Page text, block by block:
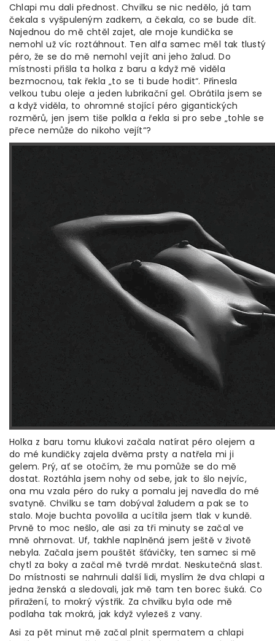
Chlapi mu dali přednost. Chvilku se nic nedělo, já tam
čekala s vyšpuleným zadkem, a čekala, co se bude dít.
Najednou do mě chtěl zajet, ale moje kundička se
nemohl už víc roztáhnout. Ten alfa samec měl tak tlustý
péro, že se do mě nemohl vejít ani jeho žalud. Do
místnosti přišla ta holka z baru a když mě viděla
bezmocnou, tak řekla „to se ti bude hodit“. Přinesla
velkou tubu oleje a jeden lubrikační gel. Obrátila jsem se
a když viděla, to ohromné stojící péro gigantických
rozměrů, jen jsem tiše polkla a řekla si pro sebe „tohle se
přece nemůže do nikoho vejít“?
Holka z baru tomu klukovi začala natírat péro olejem a
do mé kundičky zajela dvěma prsty a natřela mi ji
gelem. Prý, ať se otočím, že mu pomůže se do mě
dostat. Roztáhla jsem nohy od sebe, jak to šlo nejvíc,
ona mu vzala péro do ruky a pomalu jej navedla do mé
svatyně. Chvilku se tam dobýval žaludem a pak se to
stalo. Moje buchta povolila a ucítila jsem tlak v kundě.
Prvně to moc nešlo, ale asi za tři minuty se začal ve
mně ohrnovat. Uf, takhle naplněná jsem ještě v životě
nebyla. Začala jsem pouštět šťávičky, ten samec si mě
chytl za boky a začal mě tvrdě mrdat. Neskutečná slast.
Do místnosti se nahrnuli další lidi, myslím že dva chlapi a
jedna ženská a sledovali, jak mě tam ten borec šuká. Co
přiražení, to mokrý výstřik. Za chvilku byla ode mě
podlaha tak mokrá, jak když vylezeš z vany.
Asi za pět minut mě začal plnit spermatem a chlapi